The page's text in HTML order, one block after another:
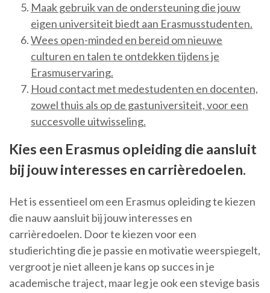
Maak gebruik van de ondersteuning die jouw
eigen universiteit biedt aan Erasmusstudenten.
Wees open-minded en bereid om nieuwe
culturen en talen te ontdekken tijdens je
Erasmuservaring.
Houd contact met medestudenten en docenten,
zowel thuis als op de gastuniversiteit, voor een
succesvolle uitwisseling.
Kies een Erasmus opleiding die aansluit
bij jouw interesses en carrièredoelen.
Het is essentieel om een Erasmus opleiding te kiezen
die nauw aansluit bij jouw interesses en
carrièredoelen. Door te kiezen voor een
studierichting die je passie en motivatie weerspiegelt,
vergroot je niet alleen je kans op succes in je
academische traject, maar leg je ook een stevige basis